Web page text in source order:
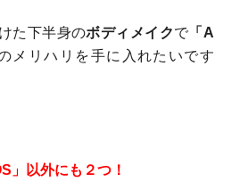
た下半身のボディメイクで 「A
メリハリを手に入れたいです
」以外にも２つ！